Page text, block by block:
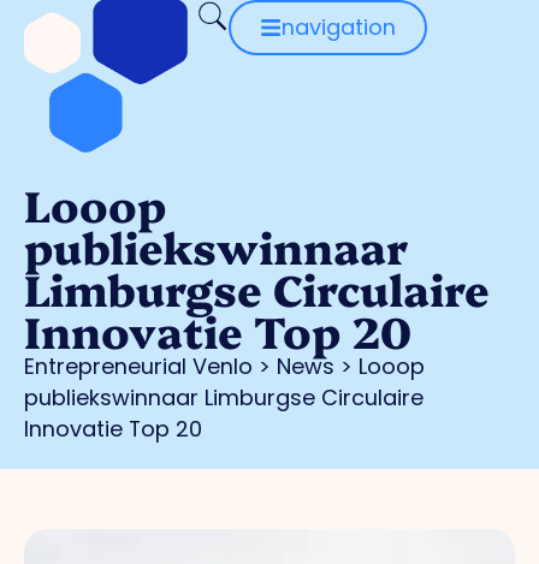
navigation
Looop
publiekswinnaar
Limburgse Circulaire
Innovatie Top 20
Entrepreneurial Venlo > News > Looop
publiekswinnaar Limburgse Circulaire
Innovatie Top 20